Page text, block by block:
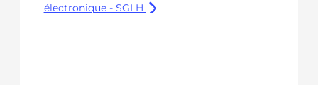
électronique - SGLH